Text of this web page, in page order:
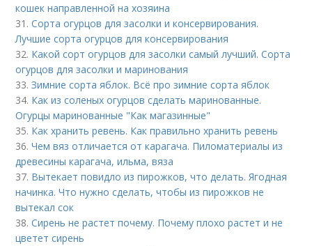
кошек направленной на хозяина
31.Сорта огурцов для засолки и консервирования.
Лучшие сорта огурцов для консервирования
32. Какой сорт огурцов для засолки самый лучший. Сорта
огурцов для засолки и маринования
33.Зимние сорта яблок. Всё про зимние сорта яблок
34. Как из соленых огурцов сделать маринованные.
Огурцы маринованные "Как магазинные"
35. Как хранить ревень. Как правильно хранить ревень
36.Чем вяз отличается от карагача. Пиломатериалы из
древесины карагача, ильма, вяза
37. Вытекает повидло из пирожков, что делать. Ягодная
начинка. Что нужно сделать, чтобы из пирожков не
вытекал сок
38.Сирень не растет почему. Почему плохо растет и не
цветет сирень